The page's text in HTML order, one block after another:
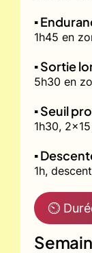
▪️
1h45 en
▪️ Sortie
5h30 en
▪️ Seuil
1h30,
▪️
1h,
⏲